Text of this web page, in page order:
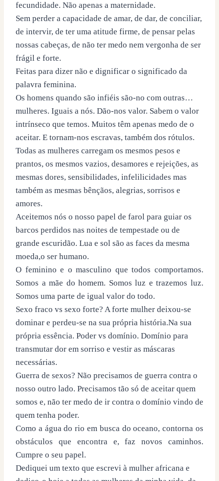
fecundidade. Não apenas a maternidade.
Sem perder a capacidade de amar, de dar, de conciliar,
de intervir, de ter uma atitude firme, de pensar pelas
nossas cabeças, de não ter medo nem vergonha de ser
frágil e forte.
Feitas para dizer não e dignificar o significado da
palavra feminina.
Os homens quando são infiéis são-no com outras…
mulheres. Iguais a nós. Dão-nos valor. Sabem o valor
intrínseco que temos. Muitos têm apenas medo de o
aceitar. E tornam-nos escravas, também dos rótulos.
Todas as mulheres carregam os mesmos pesos e
prantos, os mesmos vazios, desamores e rejeições, as
mesmas dores, sensibilidades, infelilicidades mas
também as mesmas bênçãos, alegrias, sorrisos e
amores.
Aceitemos nós o nosso papel de farol para guiar os
barcos perdidos nas noites de tempestade ou de
grande escuridão. Lua e sol são as faces da mesma
moeda,o ser humano.
O feminino e o masculino que todos comportamos.
Somos a mãe do homem. Somos luz e trazemos luz.
Somos uma parte de igual valor do todo.
Sexo fraco vs sexo forte? A forte mulher deixou-se
dominar e perdeu-se na sua própria história.Na sua
própria essência. Poder vs domínio. Domínio para
transmutar dor em sorriso e vestir as máscaras
necessárias.
Guerra de sexos? Não precisamos de guerra contra o
nosso outro lado. Precisamos tão só de aceitar quem
somos e, não ter medo de ir contra o domínio vindo de
quem tenha poder.
Como a água do rio em busca do oceano, contorna os
obstáculos que encontra e, faz novos caminhos.
Cumpre o seu papel.
Dediquei um texto que escrevi à mulher africana e